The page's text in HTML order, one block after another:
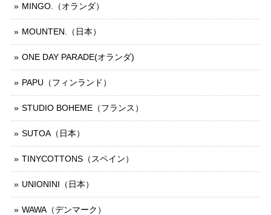
MINGO.（オランダ）
MOUNTEN.（日本）
ONE DAY PARADE(オランダ)
PAPU（フィンランド）
STUDIO BOHEME（フランス）
SUTOA（日本）
TINYCOTTONS（スペイン）
UNIONINI（日本）
WAWA（デンマーク）